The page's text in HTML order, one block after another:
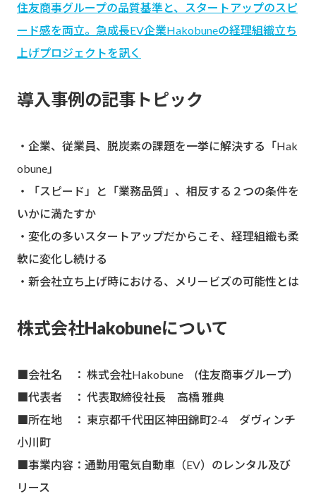
住友商事グループの品質基準と、スタートアップのスピ
ード感を両立。急成長EV企業Hakobuneの経理組織立ち
上げプロジェクトを訊く
導入事例の記事トピック
・企業、従業員、脱炭素の課題を一挙に解決する「Hak
obune」
・「スピード」と「業務品質」、相反する２つの条件を
いかに満たすか
・変化の多いスタートアップだからこそ、経理組織も柔
軟に変化し続ける
・新会社立ち上げ時における、メリービズの可能性とは
株式会社Hakobuneについて
■会社名 ： 株式会社Hakobune (住友商事グループ)
■代表者 ： 代表取締役社長 高橋 雅典
■所在地 ： 東京都千代田区神田錦町2-4 ダヴィンチ
小川町
■事業内容：通勤用電気自動車（EV）のレンタル及び
リース